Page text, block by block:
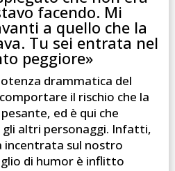
facendo. Mi
a quello che la
Tu sei entrata nel
peggiore»
drammatica del
il rischio che la
ed è qui che
altri personaggi. Infatti,
incentrata sul nostro
di humor è inflitto